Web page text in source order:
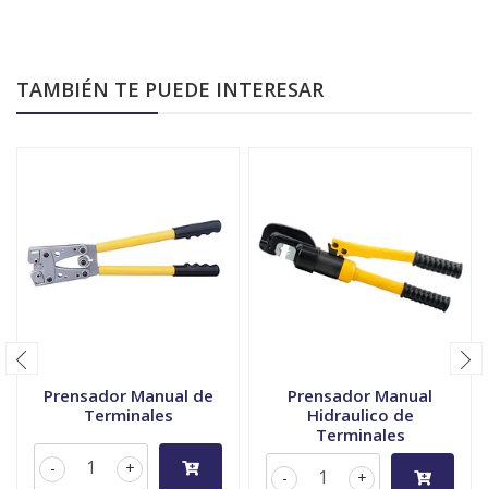
TAMBIÉN TE PUEDE INTERESAR
Prensador Manual de
Terminales
+
-
Prensador Manual
Hidraulico de
Terminales
+
-